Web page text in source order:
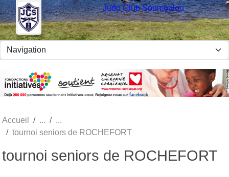
Judo Club Soumoulou
Accueil
tournoi seniors de ROCHEFORT
tournoi seniors de ROCHEFORT
Panneau de gestion des cookies